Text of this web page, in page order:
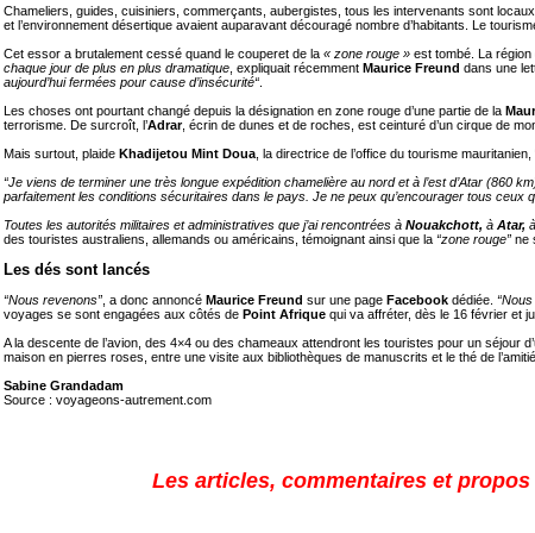
Chameliers, guides, cuisiniers, commerçants, aubergistes, tous les intervenants sont
et l’environnement désertique avaient auparavant découragé nombre d’habitants. Le
Cet essor a brutalement cessé quand le couperet de la « zone rouge » est tombé. La région
chaque jour de plus en plus dramatique, expliquait récemment Maurice Freund dans une
aujourd’hui fermées pour cause d’insécurité“.
Les choses ont pourtant changé depuis la désignation en zone rouge d’une partie de la
terrorisme. De surcroît, l’Adrar, écrin de dunes et de roches, est ceinturé d’un cirque de
Mais surtout, plaide Khadijetou Mint Doua, la directrice de l’office du tourisme mauritanien,
“Je viens de terminer une très longue expédition chamelière au nord et à l’est d’Atar (860
parfaitement les conditions sécuritaires dans le pays. Je ne peux qu’encourager tous ceux
Toutes les autorités militaires et administratives que j’ai rencontrées à Nouakchott, à Atar,
des touristes australiens, allemands ou américains, témoignant ainsi que la “zone rouge” ne
Les dés sont lancés
“Nous revenons”, a donc annoncé Maurice Freund sur une page Facebook dédiée.
voyages se sont engagées aux côtés de Point Afrique qui va affréter, dès le 16 février et
A la descente de l’avion, des 4×4 ou des chameaux attendront les touristes pour un séjour
maison en pierres roses, entre une visite aux bibliothèques de manuscrits et le thé de
Sabine Grandadam
Source : voyageons-autrement.com
Les articles, commentaires et